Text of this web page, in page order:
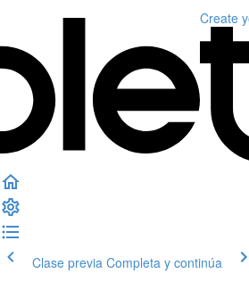
Create
Clase previa Completa y continúa